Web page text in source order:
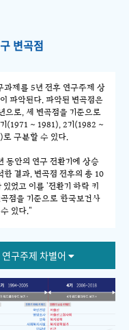
변곡점
과제를 5년 전후 연구주제 상
파악된다. 파악된 변곡점은
로, 세 변곡점을 기준으로
(1971 ~ 1981), 2기(1982 ~
구분할 수 있다.
동안의 연구 전환기에 상승
결과, 변곡점 전후의 총 10
었고 이를 '전환기 하락 키
점을 기준으로 한국보건사
있다."
구주제 차별어